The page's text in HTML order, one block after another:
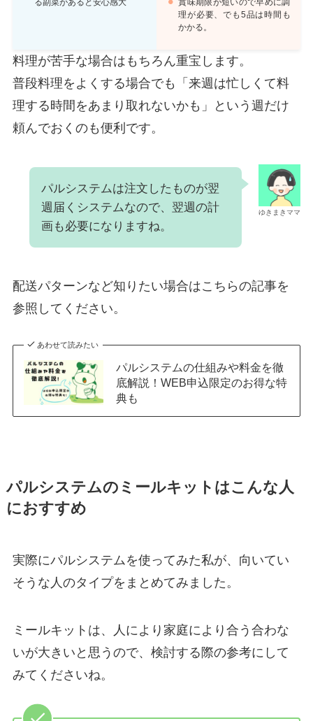
る副菜があると安心感大
賞味期限が短いので早めに調
理が必要、でも5品は時間も
かかる。
料理が苦手な場合はもちろん重宝します。
普段料理をよくする場合でも「来週は忙しくて料
理する時間をあまり取れないかも」という週だけ
頼んでおくのも便利です。
ゆきまきママ
パルシステムは注文したものが翌
週届くシステムなので、翌週の計
画も必要になりますね。
配送パターンなど知りたい場合はこちらの記事を
参照してください。
あわせて読みたい
パルシステムの仕組みや料金を徹
底解説！WEB申込限定のお得な特
典も
パルシステムのミールキットはこんな人
におすすめ
実際にパルシステムを使ってみた私が、向いてい
そうな人のタイプをまとめてみました。
ミールキットは、人により家庭により合う合わな
いが大きいと思うので、検討する際の参考にして
みてくださいね。